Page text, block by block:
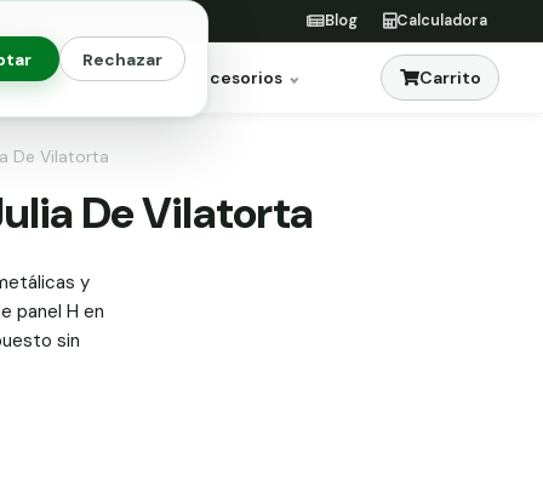
Rechazar
Blog Calculadora
Jardinería Accesorios Carrito
De Vilatorta
De Vilatorta
y
panel H en
sin